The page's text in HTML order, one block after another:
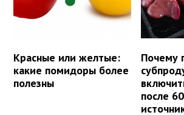
Красные или желтые:
какие помидоры более
полезны
Почему
после